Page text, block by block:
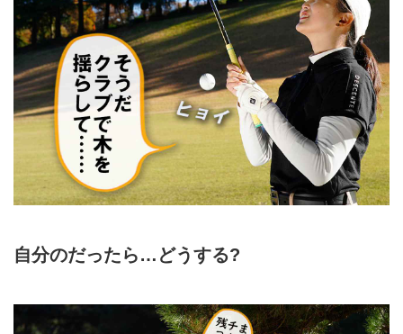
自分のだったら…どうする?